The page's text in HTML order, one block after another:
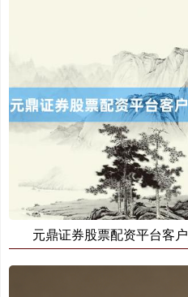
元鼎证券股票配资平台客